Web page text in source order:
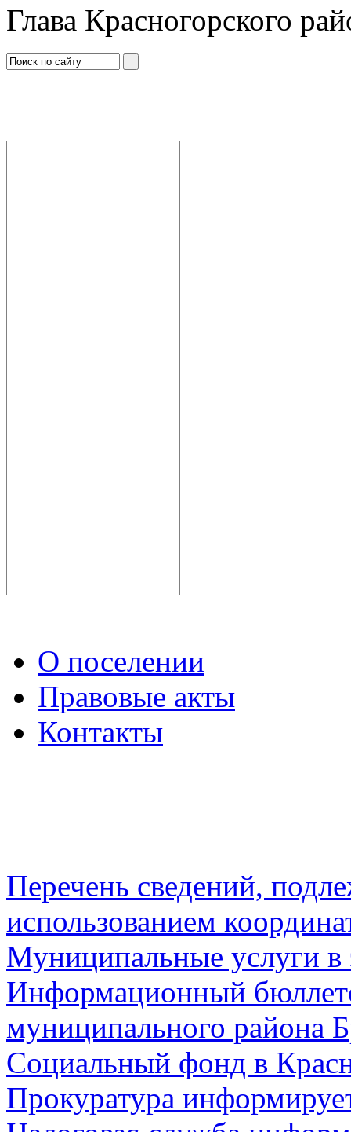
Глава Красногорского
О поселении
Правовые акты
Контакты
Перечень сведений,
использованием
Муниципальные услуги в
Информационный
муниципального района
Социальный фонд в
Прокуратура